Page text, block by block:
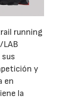
running
LAB
sus
y
en
la